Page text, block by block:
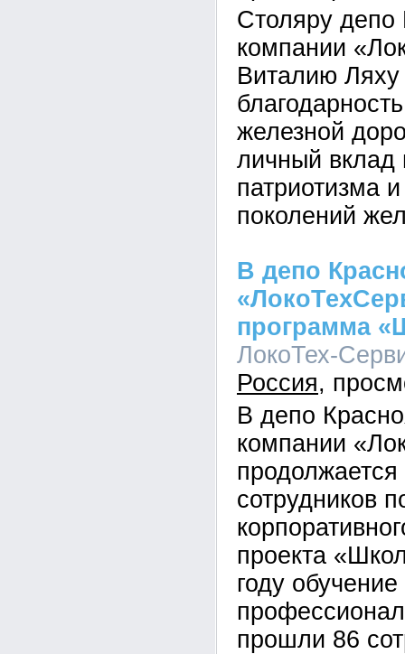
Столяру депо
компании
Виталию
железной
личный
патриотизма
поколений
В депо
программа
ЛокоТех-
Россия
В депо
компании
продолжается
сотрудников
проекта
году
прошли 86